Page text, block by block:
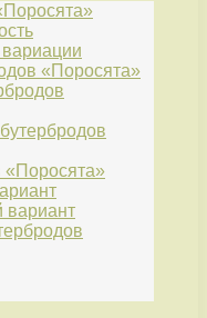
«Поросята»
«Поросята»
вариант